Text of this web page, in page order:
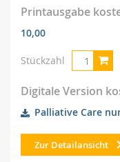
Printausgabe
10,00
Stückzahl
Digitale Version
Palliative Care
Zur Detailansicht